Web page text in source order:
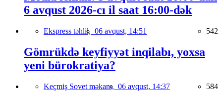
6 avqust 2026-cı il saat 16:00-dək
Ekspress təhlil, 06 avqust, 14:51 542
Gömrükdə keyfiyyət inqilabı, yoxsa
yeni bürokratiya?
Keçmiş Sovet məkanı, 06 avqust, 14:37 584